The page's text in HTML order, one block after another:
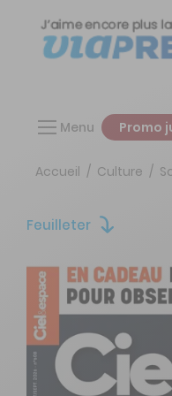
Menu Promo
Accueil Culture
Feuilleter